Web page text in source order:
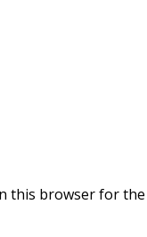
this browser for the